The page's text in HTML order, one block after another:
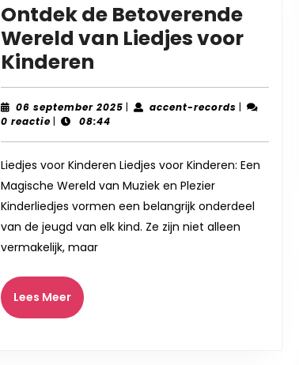
Ontdek de Betoverende
Wereld van Liedjes voor
Kinderen
de
Betoverende
Wereld
van
Liedjes
voor
Kinderen
06 september 2025 06
| accent-records accent-
|
0 reactie | 08:44
Liedjes voor Kinderen Liedjes voor Kinderen: Een
Magische Wereld van Muziek en Plezier
Kinderliedjes vormen een belangrijk onderdeel
van de jeugd van elk kind. Ze zijn niet alleen
vermakelijk, maar
Lees MeerLees
Meer